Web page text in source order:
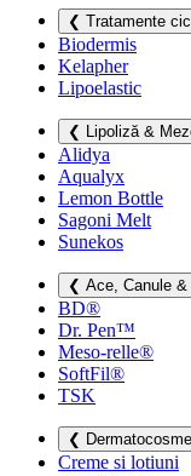
❮ Tratamente
Biodermis
Kelapher
Lipoelastic
❮ Lipoliză &
Alidya
Aqualyx
Lemon Bottle
Sagoni Melt
Sunekos
❮ Ace, Canule &
BD®
Dr. Pen™
Meso-relle®
SoftFil®
TSK
❮
Creme si lotiuni